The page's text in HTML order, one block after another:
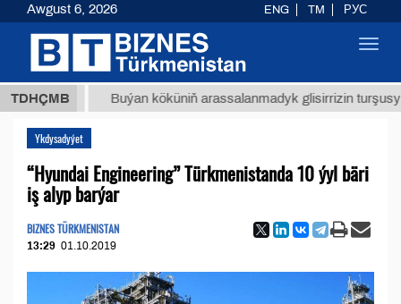
TDHÇMBBuýan köküniň arassalanmadyk glisirrizin turşusy (t.)
Ykdysadyýet
“Hyundai Engineering” Türkmenistanda 10 ýyl bäri
iş alyp barýar
BIZNES TÜRKMENISTAN
13:29 01.10.2019
Awgust 6, 2026 ENG TM РУС